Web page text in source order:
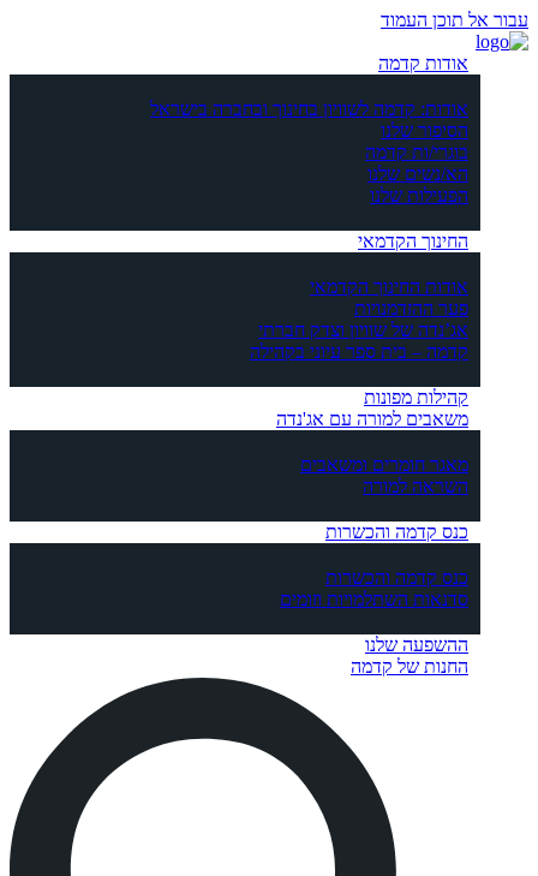
עבור אל תוכן העמוד
אודות קדמה
אודות: קדמה לשוויון בחינוך ובחברה בישראל
הסיפור שלנו
בוגרי/ות קדמה
הא/נשים שלנו
הפעילות שלנו
החינוך הקדמאי
אודות החינוך הקדמאי
פער ההזדמנויות
אג’נדה של שוויון וצדק חברתי
קדמה – בית ספר עיוני בקהילה
קהילות מפונות
משאבים למורה עם אג'נדה
מאגר חומרים ומשאבים
השראה למורה
כנס קדמה והכשרות
כנס קדמה והכשרות
סדנאות השתלמויות וזומים
ההשפעה שלנו
החנות של קדמה